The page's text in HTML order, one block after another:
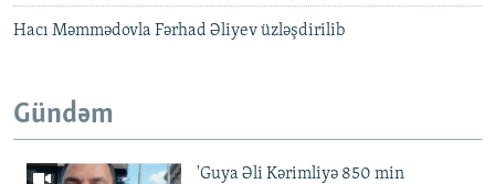
Hacı Məmmədovla Fərhad Əliyev üzləşdirilib
Gündəm
'Guya Əli Kərimliyə 850 min